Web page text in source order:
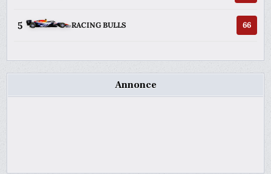
5 RACING BULLS 66
Annonce